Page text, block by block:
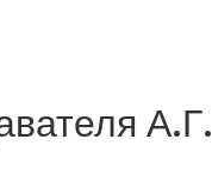
А.Г.